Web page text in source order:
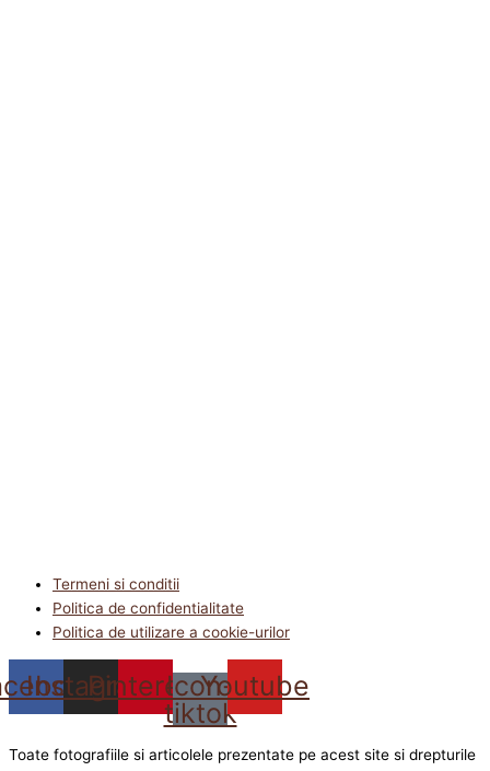
Termeni si conditii
Politica de confidentialitate
Politica de utilizare a cookie-urilor
Instagram
Pinterest
Icon-
tiktok
Youtube
Toate fotografiile si articolele prezentate pe acest site si drepturile